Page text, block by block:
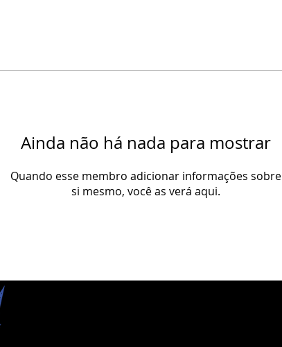
Ainda não há nada para mostrar
Quando esse membro adicionar informações sobre
si mesmo, você as verá aqui.